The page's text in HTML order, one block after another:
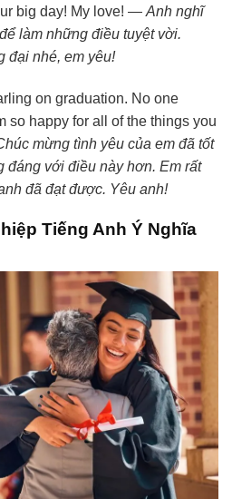
big day! My love! — Anh nghĩ
làm những điều tuyệt vời.
đại nhé, em yêu!
on graduation. No one
so happy for all of the things you
mừng tình yêu của em đã tốt
đáng với điều này hơn. Em rất
đã đạt được. Yêu anh!
Tiếng Anh Ý Nghĩa